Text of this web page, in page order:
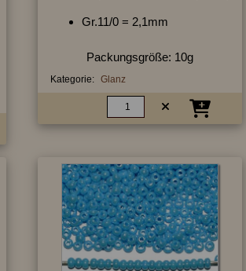
Gr.11/0 = 2,1mm
Packungsgröße: 10g
Kategorie: Glanz